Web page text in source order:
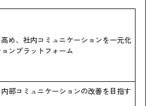
め、社内コミュニケーションを一元化
ンプラットフォーム
部コミュニケーションの改善を目指す